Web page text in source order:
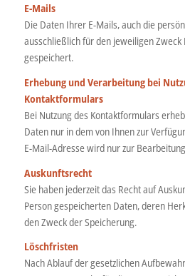
E-Mails
Die Daten Ihrer E-Mails, auch die
ausschließlich für den jeweiligen
gespeichert.
Erhebung und Verarbeitung bei
Kontaktformulars
Bei Nutzung des Kontaktformulars
Daten nur in dem von Ihnen zur
E-Mail-Adresse wird nur zur
Auskunftsrecht
Sie haben jederzeit das Recht auf
Person gespeicherten Daten, deren
den Zweck der Speicherung.
Löschfristen
Nach Ablauf der gesetzlichen